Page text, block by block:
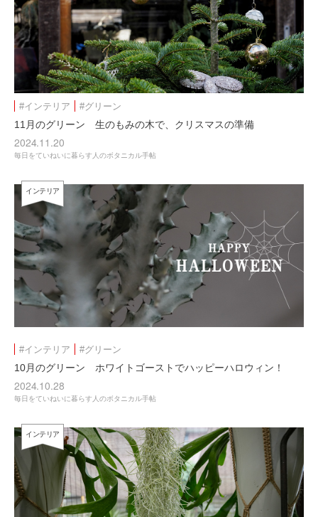
#インテリア #グリーン
11月のグリーン 生のもみの木で、クリスマスの準備
2024.11.20
毎日をていねいに暮らす人のボタニカル手帖
インテリア
#インテリア #グリーン
10月のグリーン ホワイトゴーストでハッピーハロウィン！
2024.10.28
毎日をていねいに暮らす人のボタニカル手帖
インテリア